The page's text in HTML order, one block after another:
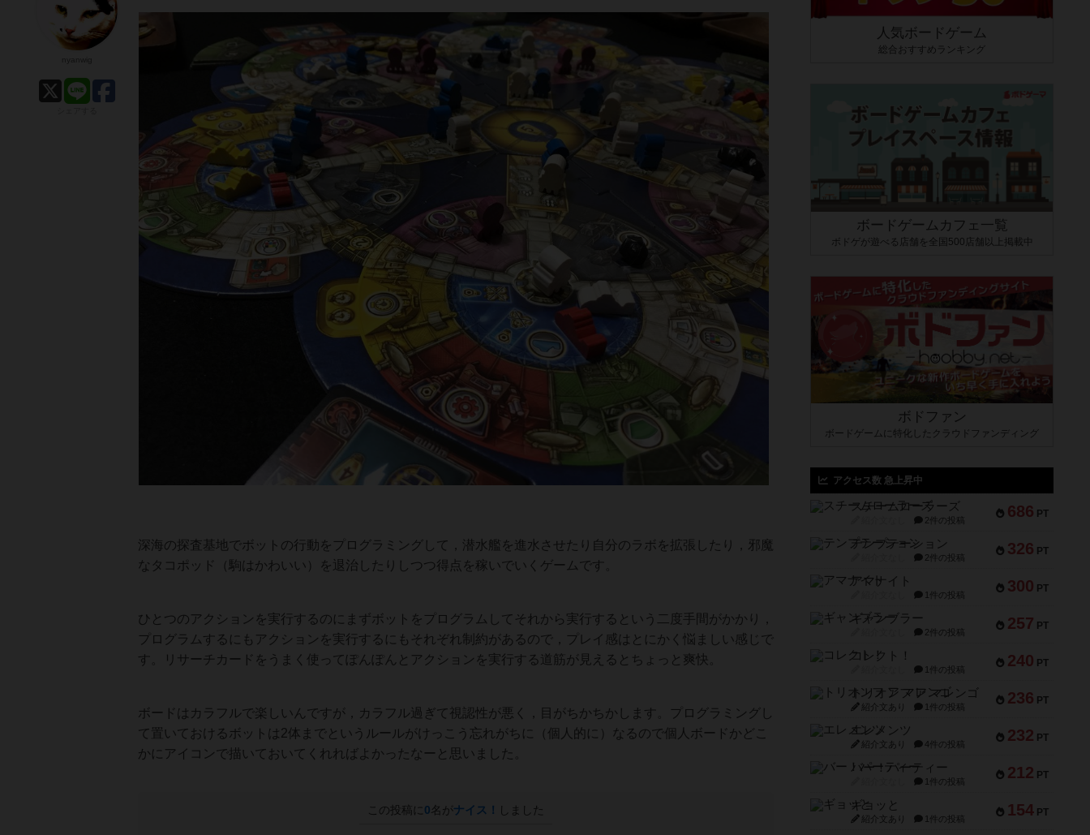
深海の探査基地でボットの行動をプログラミングして，潜水艦を進水させたり自分のラボを拡張したり，邪魔
なタコポッド（駒はかわいい）を退治したりしつつ得点を稼いでいくゲームです。
ひとつのアクションを実行するのにまずボットをプログラムしてそれから実行するという二度手間がかかり，
プログラムするにもアクションを実行するにもそれぞれ制約があるので，プレイ感はとにかく悩ましい感じで
す。リサーチカードをうまく使ってぽんぽんとアクションを実行する道筋が見えるとちょっと爽快。
ボードはカラフルで楽しいんですが，カラフル過ぎて視認性が悪く，目がちかちかします。プログラミングし
て置いておけるボットは2体までというルールがけっこう忘れがちに（個人的に）なるので個人ボードかどこ
かにアイコンで描いておいてくれればよかったなーと思いました。
この投稿に 0名がナイス！ しました
人気ボードゲーム
総合おすすめランキング
ボードゲームカフェ一覧
ボドゲが遊べる店舗を全国500店舗以上掲載中
ボドファン
ボードゲームに特化したクラウドファンディング
アクセス数 急上昇中
686 PT
スチームローラーズ
2件の投稿
326 PT
テンプテーション
2件の投稿
300 PT
アマナイト
1件の投稿
257 PT
ギャンブラー
2件の投稿
240 PT
コレクト！
1件の投稿
236 PT
トリオンフ ア マレンゴ
紹介文あり 1件の投稿
232 PT
エレメンツ
紹介文あり 4件の投稿
212 PT
バー！パーティー
1件の投稿
154 PT
ギョッと
紹介文あり 1件の投稿